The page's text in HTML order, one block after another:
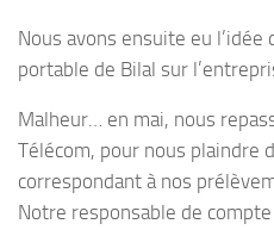
Nous avons ensuite eu
portable de Bilal sur
Malheur… en mai, nous
Télécom, pour nous plaindre
correspondant à nos
Notre responsable de